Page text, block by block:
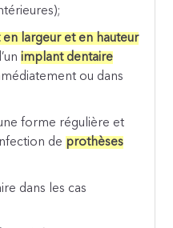
en largeur et en hauteur
implant dentaire
ou dans
forme régulière et
de prothèses
dans les cas